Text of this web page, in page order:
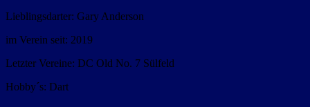
Lieblingsdarter: Gary Anderson
im Verein seit: 2019
Letzter Vereine: DC Old No. 7 Sülfeld
Hobby´s: Dart